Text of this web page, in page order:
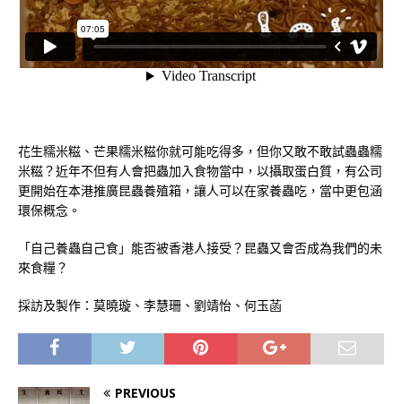
花生糯米糍、芒果糯米糍你就可能吃得多，但你又敢不敢試蟲蟲糯
米糍？近年不但有人會把蟲加入食物當中，以攝取蛋白質，有公司
更開始在本港推廣昆蟲養殖箱，讓人可以在家養蟲吃，當中更包涵
環保概念。
「自己養蟲自己食」能否被香港人接受？昆蟲又會否成為我們的未
來食糧？
採訪及製作：莫曉璇、李慧珊、劉靖怡、何玉菡
PREVIOUS